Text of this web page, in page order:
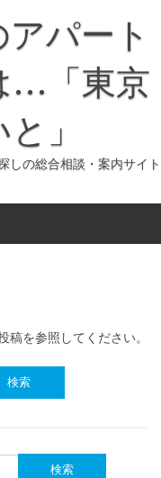
パート
…「東京
」
しの総合相談・案内サイト
稿を参照してください。